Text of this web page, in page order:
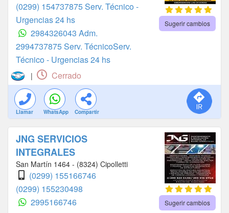
(0299) 154737875 Serv. Técnico -
Urgencias 24 hs
2984326043 Adm.
2994737875 Serv. TécnicoServ.
Técnico - Urgencias 24 hs
Sugerir cambios
| Cerrado
Llamar WhatsApp Compartir
JNG SERVICIOS
INTEGRALES
San Martín 1464 - (8324) Cipolletti
(0299) 155166746
(0299) 155230498
2995166746
Sugerir cambios